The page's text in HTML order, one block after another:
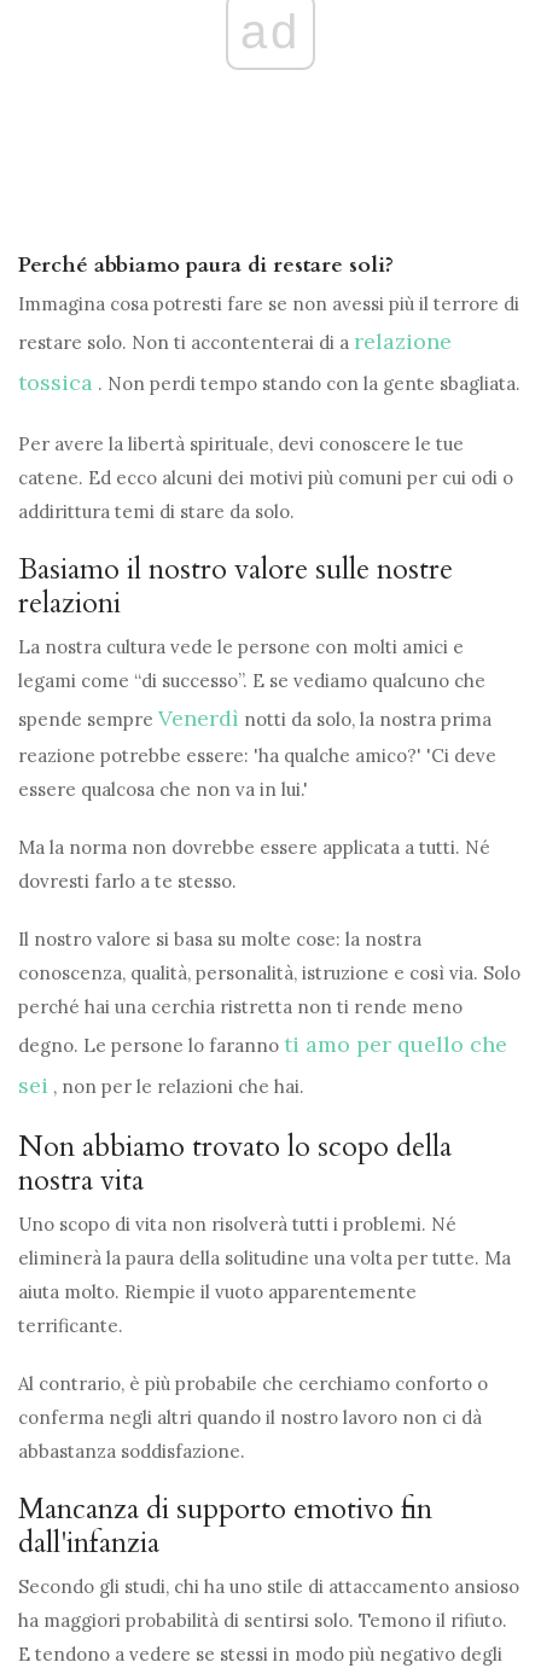
ad
Perché abbiamo paura di restare soli?
Immagina cosa potresti fare se non avessi più il terrore di
restare solo. Non ti accontenterai di a relazione
tossica . Non perdi tempo stando con la gente sbagliata.
Per avere la libertà spirituale, devi conoscere le tue
catene. Ed ecco alcuni dei motivi più comuni per cui odi o
addirittura temi di stare da solo.
Basiamo il nostro valore sulle nostre
relazioni
La nostra cultura vede le persone con molti amici e
legami come “di successo”. E se vediamo qualcuno che
spende sempre Venerdì notti da solo, la nostra prima
reazione potrebbe essere: 'ha qualche amico?' 'Ci deve
essere qualcosa che non va in lui.'
Ma la norma non dovrebbe essere applicata a tutti. Né
dovresti farlo a te stesso.
Il nostro valore si basa su molte cose: la nostra
conoscenza, qualità, personalità, istruzione e così via. Solo
perché hai una cerchia ristretta non ti rende meno
degno. Le persone lo faranno ti amo per quello che
sei , non per le relazioni che hai.
Non abbiamo trovato lo scopo della
nostra vita
Uno scopo di vita non risolverà tutti i problemi. Né
eliminerà la paura della solitudine una volta per tutte. Ma
aiuta molto. Riempie il vuoto apparentemente
terrificante.
Al contrario, è più probabile che cerchiamo conforto o
conferma negli altri quando il nostro lavoro non ci dà
abbastanza soddisfazione.
Mancanza di supporto emotivo fin
dall'infanzia
Secondo gli studi, chi ha uno stile di attaccamento ansioso
ha maggiori probabilità di sentirsi solo. Temono il rifiuto.
E tendono a vedere se stessi in modo più negativo degli